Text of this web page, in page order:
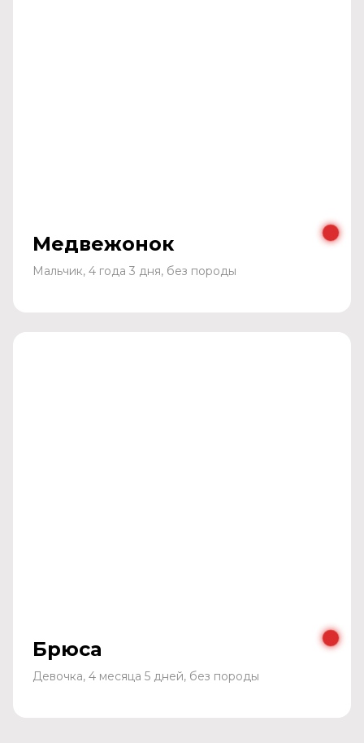
Медвежонок
Мальчик, 4 года 3 дня, без породы
Брюса
Девочка, 4 месяца 5 дней, без породы